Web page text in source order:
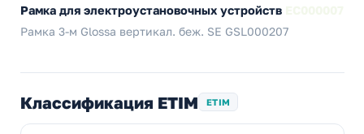
Рамка для электроустановочных устройств
Рамка 3-м Glossa вертикал. беж. SE GSL000207
Классификация ETIM ETIM